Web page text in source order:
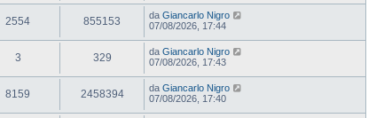
2554 855153 da Giancarlo Nigro
07/08/2026, 17:44
3 329 da Giancarlo Nigro
07/08/2026, 17:43
8159 2458394 da Giancarlo Nigro
07/08/2026, 17:40